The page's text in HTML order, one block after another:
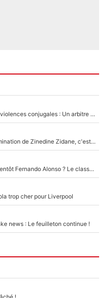
Des terrains de Ligue 1 au tribunal pour violences conjugales : Un arbitre français encourt une peine de 18 mois de prison !
Equipe de France : 10 jours après la nomination de Zinedine Zidane, c'est au tour de son fils de prendre un nouveau départ !
Max Verstappen, Lewis Hamilton… et bientôt Fernando Alonso ? Le classement des pilotes les mieux payés en Formule 1 risque de changer !
trop cher pour Liverpool
news : Le feuilleton continue !